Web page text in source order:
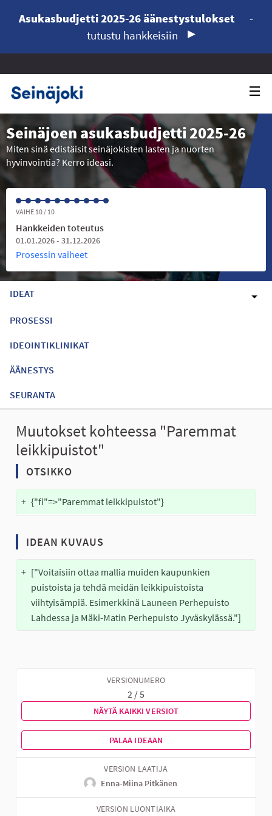
Asukasbudjetti 2025-26 äänestystulokset
-
tutustu hankkeisiin
Seinäjoen asukasbudjetti 2025-26
Miten sinä edistäisit seinäjokisten lasten ja nuorten
hyvinvointia? Kerro ideasi.
VAIHE 10 / 10
Hankkeiden toteutus
01.01.2026 - 31.12.2026
Prosessin vaiheet
IDEAT
PROSESSI
IDEOINTIKLINIKAT
ÄÄNESTYS
SEURANTA
Muutokset kohteessa "Paremmat
leikkipuistot"
OTSIKKO
+ {"fi"=>"Paremmat leikkipuistot"}
IDEAN KUVAUS
+ ["Voitaisiin ottaa mallia muiden kaupunkien
puistoista ja tehdä meidän leikkipuistoista
viihtyisämpiä. Esimerkkinä Launeen Perhepuisto
Lahdessa ja Mäki-Matin Perhepuisto Jyväskylässä."]
VERSIONUMERO
2 / 5
NÄYTÄ KAIKKI VERSIOT
PALAA IDEAAN
VERSION LAATIJA
Enna-Miina Pitkänen
VERSION LUONTIAIKA